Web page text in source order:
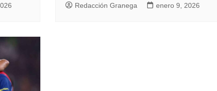
Redacción Granega enero 9, 2026